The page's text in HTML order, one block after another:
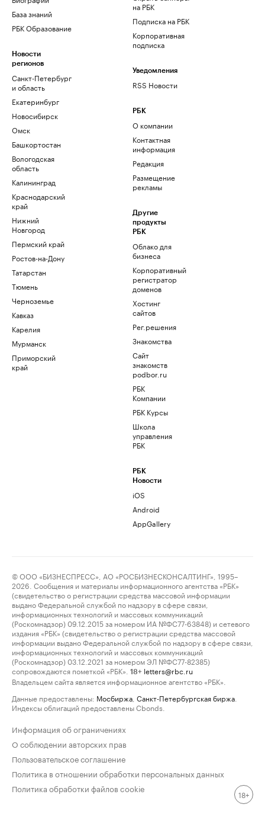
База знаний
РБК Образование
Новости
регионов
Санкт-Петербург
и область
Екатеринбург
Новосибирск
Омск
Башкортостан
Вологодская
область
Калининград
Краснодарский
край
Нижний
Новгород
Пермский край
Ростов-на-Дону
Татарстан
Тюмень
Черноземье
Кавказ
Карелия
Мурманск
Приморский
край
на РБК
Подписка на РБК
Корпоративная
подписка
Уведомления
RSS Новости
РБК
О компании
Контактная
информация
Редакция
Размещение
рекламы
Другие
продукты
РБК
Облако для
бизнеса
Корпоративный
регистратор
доменов
Хостинг
сайтов
Рег.решения
Знакомства
Сайт
знакомств
podbor.ru
РБК
Компании
РБК Курсы
Школа
управления
РБК
РБК
Новости
iOS
Android
AppGallery
© ООО «БИЗНЕСПРЕСС», АО «РОСБИЗНЕСКОНСАЛТИНГ», 1995–
2026. Сообщения и материалы информационного агентства «РБК»
(свидетельство о регистрации средства массовой информации
выдано Федеральной службой по надзору в сфере связи,
информационных технологий и массовых коммуникаций
(Роскомнадзор) 09.12.2015 за номером ИА №ФС77-63848) и сетевого
издания «РБК» (свидетельство о регистрации средства массовой
информации выдано Федеральной службой по надзору в сфере связи,
информационных технологий и массовых коммуникаций
(Роскомнадзор) 03.12.2021 за номером ЭЛ №ФС77-82385)
сопровождаются пометкой «РБК».
18+ letters@rbc.ru
Владельцем сайта является информационное агентство «РБК».
Данные предоставлены: Мосбиржа Санкт-Петербургская биржа
Индексы облигаций предоставлены Cbonds.
Информация об ограничениях
О соблюдении авторских прав
Пользовательское соглашение
Политика в отношении обработки персональных данных
Политика обработки файлов cookie
18+